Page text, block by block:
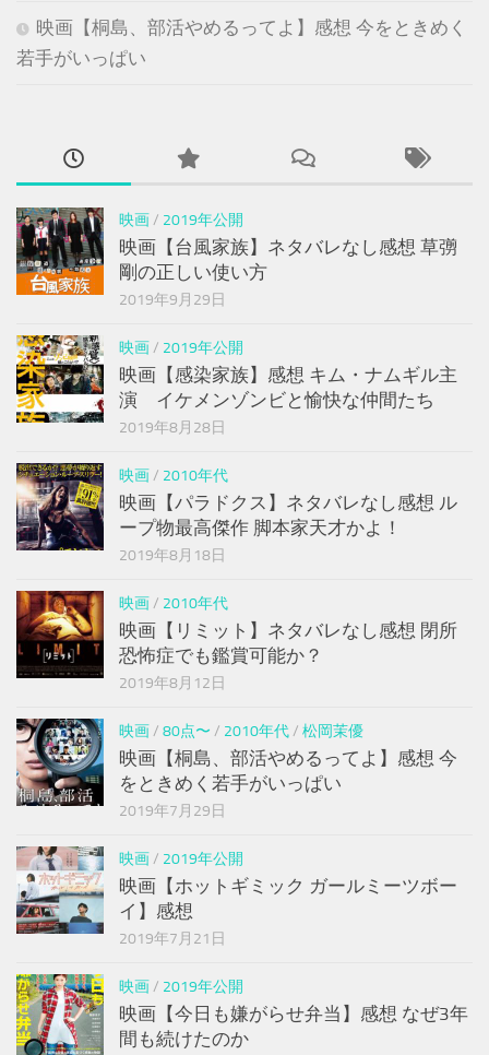
映画【桐島、部活やめるってよ】感想 今をときめく
若手がいっぱい
映画/ 2019年公開
映画【台風家族】ネタバレなし感想 草彅
剛の正しい使い方
2019年9月29日
映画/ 2019年公開
映画【感染家族】感想 キム・ナムギル主
演 イケメンゾンビと愉快な仲間たち
2019年8月28日
映画/ 2010年代
映画【パラドクス】ネタバレなし感想 ル
ープ物最高傑作 脚本家天才かよ！
2019年8月18日
映画/ 2010年代
映画【リミット】ネタバレなし感想 閉所
恐怖症でも鑑賞可能か？
2019年8月12日
映画/ 80点〜 / 2010年代/ 松岡茉優
映画【桐島、部活やめるってよ】感想 今
をときめく若手がいっぱい
2019年7月29日
映画/ 2019年公開
映画【ホットギミック ガールミーツボー
イ】感想
2019年7月21日
映画/ 2019年公開
映画【今日も嫌がらせ弁当】感想 なぜ3年
間も続けたのか